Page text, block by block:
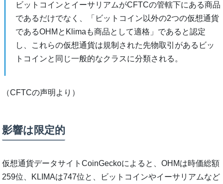
ビットコインとイーサリアムがCFTCの管轄下にある商品
であるだけでなく、「ビットコイン以外の2つの仮想通貨
であるOHMとKlimaも商品として適格」であると認定
し、これらの仮想通貨は規制された先物取引があるビッ
トコインと同じ一般的なクラスに分類される。
（CFTCの声明より）
影響は限定的
仮想通貨データサイトCoinGeckoによると、OHMは時価総額
259位、KLIMAは747位と、ビットコインやイーサリアムなど